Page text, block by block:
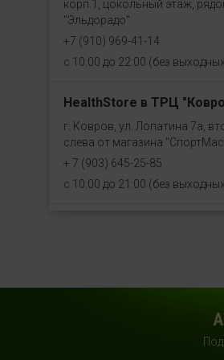
корп.1, цокольный этаж,
"Эльдорадо"
+7 (910) 969-41-14
с 10:00 до 22:00 (без
HealthStore в ТРЦ
г. Ковров, ул. Лопатина 7а,
слева от магазина
+ 7 (903) 645-25-85
с 10:00 до 21:00 (без
с 10:00 до 22:00 (без